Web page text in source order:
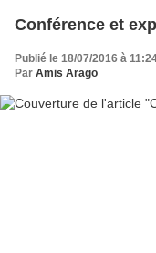
Conférence et
Publié le 18/07/2016 à
Par Amis Arago